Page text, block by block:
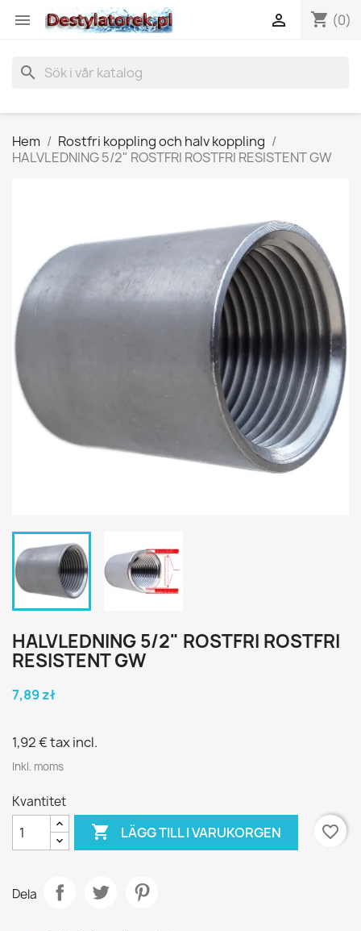
 shopping_cart (0)

search
Hem
Rostfri koppling och halv koppling
HALVLEDNING 5/2" ROSTFRI ROSTFRI RESISTENT GW
HALVLEDNING 5/2" ROSTFRI ROSTFRI
RESISTENT GW
7,89 zł
1,92 €tax incl.
Inkl. moms
Kvantitet
 LÄGG TILL I VARUKORGEN favorite_border
Dela